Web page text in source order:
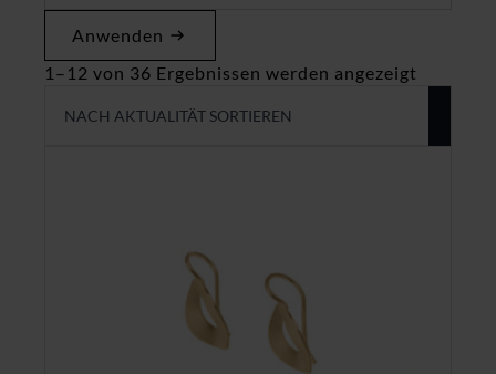
Anwenden
1–12 von 36 Ergebnissen werden angezeigt